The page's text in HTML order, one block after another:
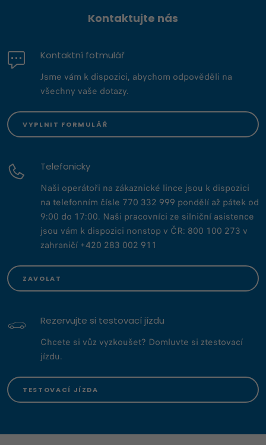
Kontaktujte nás
Kontaktní fotmulář
Jsme vám k dispozici, abychom odpověděli na
všechny vaše dotazy.
VYPLNIT FORMULÁŘ
Telefonicky
Naši operátoři na zákaznické lince jsou k dispozici
na telefonním čísle 770 332 999 pondělí až pátek od
9:00 do 17:00. Naši pracovníci ze silniční asistence
jsou vám k dispozici nonstop v ČR: 800 100 273 v
zahraničí +420 283 002 911
ZAVOLAT
Rezervujte si testovací jízdu
Chcete si vůz vyzkoušet? Domluvte si ztestovací
jízdu.
TESTOVACÍ JÍZDA